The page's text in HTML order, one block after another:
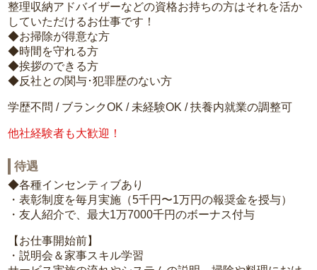
整理収納アドバイザーなどの資格お持ちの方はそれを活か
していただけるお仕事です！
◆お掃除が得意な方
◆時間を守れる方
◆挨拶のできる方
◆反社との関与･犯罪歴のない方
学歴不問 / ブランクOK / 未経験OK / 扶養内就業の調整可
他社経験者も大歓迎！
待遇
◆各種インセンティブあり
・表彰制度を毎月実施（5千円〜1万円の報奨金を授与）
・友人紹介で、最大1万7000千円のボーナス付与
【お仕事開始前】
・説明会＆家事スキル学習